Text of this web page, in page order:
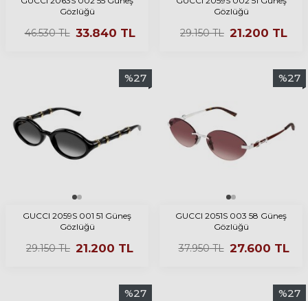
Gözlüğü
46.530TL 33.840 TL
Gözlüğü
29.150TL 21.200 TL
%27
GUCCI 2059S 001 51 Güneş
Gözlüğü
29.150TL 21.200 TL
%27
GUCCI 2051S 003 58 Güneş
Gözlüğü
37.950TL 27.600 TL
%27 %27